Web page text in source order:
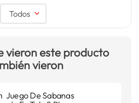
Todos
vieron este producto
vieron